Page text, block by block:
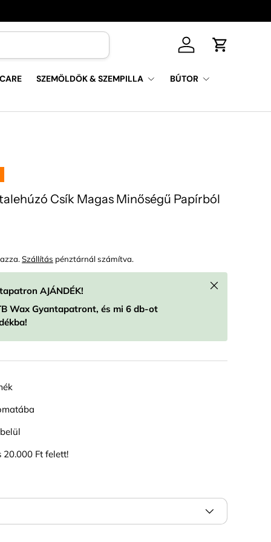
Log in Kosár
SZEMÖLDÖK & SZEMPILLA BÚTOR
Csík Magas Minőségű Papírból
Szállítás pénztárnál számítva.
AJÁNDÉK!
Wax Gyantapatront, és mi 6 db-ot
Rakd le
20.000 Ft felett!